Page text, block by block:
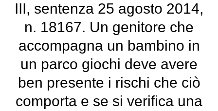
III, sentenza 25 agosto 2014,
n. 18167. Un genitore che
accompagna un bambino in
un parco giochi deve avere
ben presente i rischi che ciò
comporta e se si verifica una